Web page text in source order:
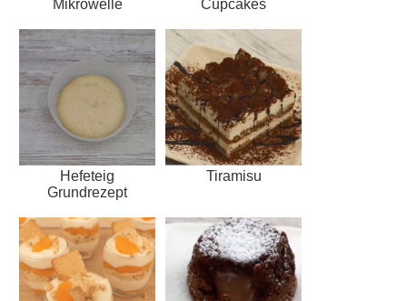
Mikrowelle
Cupcakes
Hefeteig
Grundrezept
Tiramisu